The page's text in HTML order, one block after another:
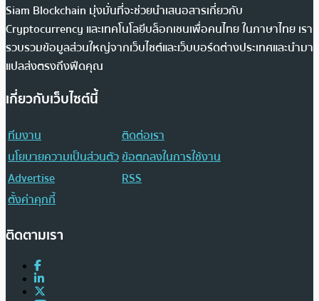
Siam Blockchain มุ่งมั่นที่จะช่วยนำเสนอสารเกี่ยวกับ
Cryptocurrency และเทคโนโลยีบล็อกเชนเพื่อคนไทย ในภาษาไทย เรา
รวบรวมข้อมูลส่วนใหญ่จากเว็บไซต์และเว็บบอร์ดต่างประเทศและนำมา
แปลส่งตรงถึงฟีดคุณ
เกี่ยวกับเว็บไซต์นี้
ทีมงาน
ติดต่อเรา
นโยบายความเป็นส่วนตัวข้อตกลงในการใช้งาน
Advertise
RSS
ตั้งค่าคุกกี้
ติดตามเรา